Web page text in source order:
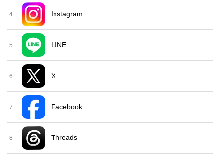
4 Instagram
5 LINE
6 X
7 Facebook
8 Threads